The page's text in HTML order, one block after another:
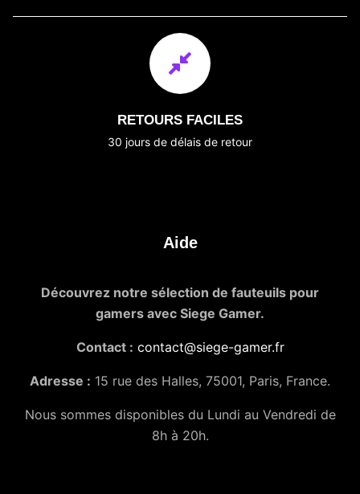
RETOURS FACILES
30 jours de délais de retour
Aide
Découvrez notre sélection de fauteuils pour
gamers avec Siege Gamer.
Contact : contact@siege-gamer.fr
Adresse : 15 rue des Halles, 75001, Paris, France.
Nous sommes disponibles du Lundi au Vendredi de
8h à 20h.